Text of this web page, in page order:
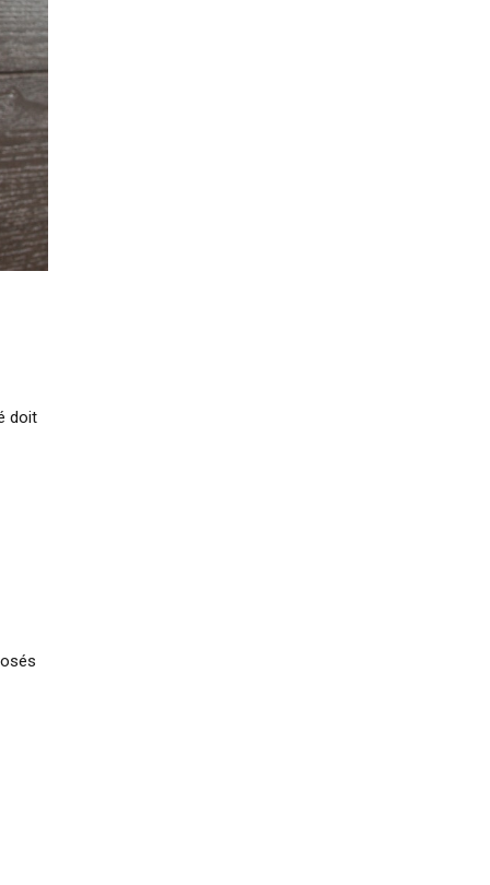
doit